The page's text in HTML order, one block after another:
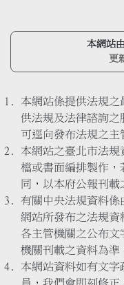
本網站
更
本網站係提供法規
供法規及法律諮詢之
可逕向發布法規之主
本網站之臺北市法
檔或書面編排製作，
同，以本府公報刊載
有關中央法規資料係
網站所發布之法規資
各主管機關之公布文
機關刊載之資料為準
本網站資料如有文字
員，我們會即刻修正